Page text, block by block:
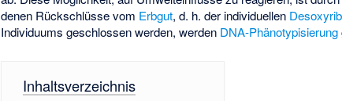
denen Rückschlüsse vom Erbgut, d. h. der individuellen
Individuums geschlossen werden, werden DNA-Phänotypisierung
Inhaltsverzeichnis